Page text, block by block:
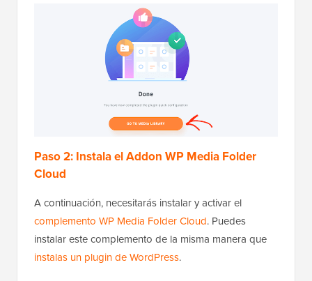
Paso 2: Instala el Addon WP Media Folder
Cloud
A continuación, necesitarás instalar y activar el
complemento WP Media Folder Cloud. Puedes
instalar este complemento de la misma manera que
instalas un plugin de WordPress.